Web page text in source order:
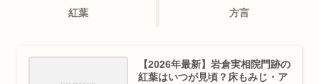
紅葉 方言
【2026年最新】岩倉実相院門跡の
紅葉はいつが見頃？床もみじ・ア